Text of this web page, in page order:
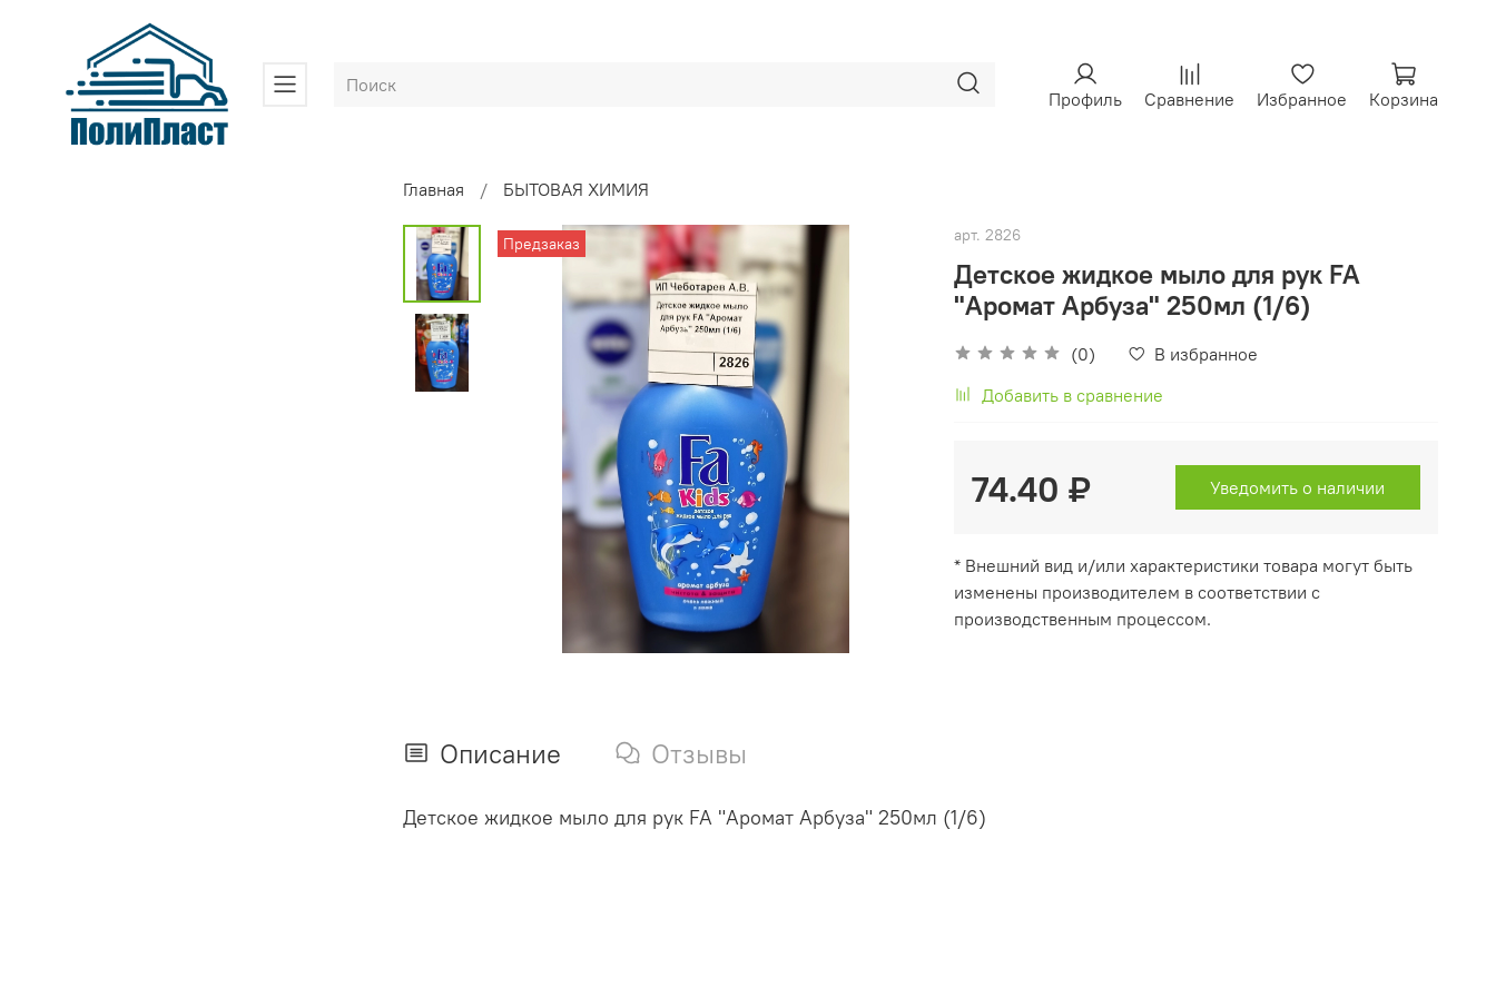
Профиль Сравнение Избранное Корзина
Главная БЫТОВАЯ ХИМИЯ
Предзаказ арт. 2826
Детское жидкое мыло для рук FA
"Аромат Арбуза" 250мл (1/6)
(0)
В избранное
Добавить в сравнение
74.40 ₽ Уведомить о наличии
* Внешний вид и/или характеристики товара могут быть
изменены производителем в соответствии с
производственным процессом.
Описание Отзывы
Детское жидкое мыло для рук FA "Аромат Арбуза" 250мл (1/6)